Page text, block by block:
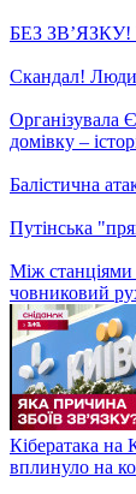
Що очікувати
Традиції.
відкрився
Чи
обійдеться